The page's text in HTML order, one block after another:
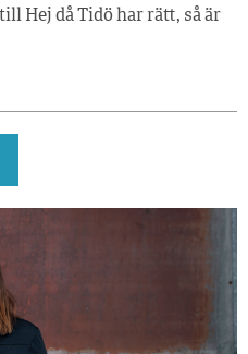
Hej då Tidö har rätt, så är